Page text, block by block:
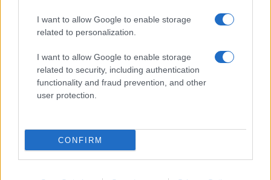
I want to allow Google to enable storage
related to personalization.
I want to allow Google to enable storage
related to security, including authentication
functionality and fraud prevention, and other
user protection.
CONFIRM
Feliratkozás a Telefonguru ingyenes hírlevelére